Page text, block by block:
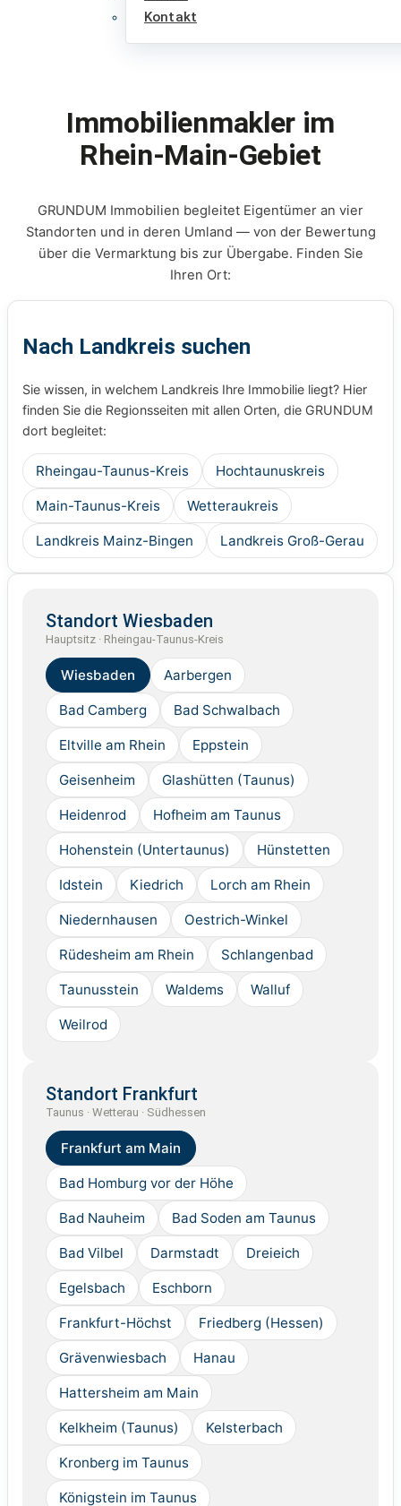
Kontakt
Immobilienmakler im
Rhein-Main-Gebiet
GRUNDUM Immobilien begleitet Eigentümer an vier
Standorten und in deren Umland — von der Bewertung
über die Vermarktung bis zur Übergabe. Finden Sie
Ihren Ort:
Nach Landkreis suchen
Sie wissen, in welchem Landkreis Ihre Immobilie liegt? Hier
finden Sie die Regionsseiten mit allen Orten, die GRUNDUM
dort begleitet:
Rheingau-Taunus-Kreis Hochtaunuskreis
Main-Taunus-Kreis Wetteraukreis
Landkreis Mainz-Bingen Landkreis Groß-Gerau
Standort Wiesbaden
Hauptsitz · Rheingau-Taunus-Kreis
Wiesbaden Aarbergen
Bad Camberg Bad Schwalbach
Eltville am Rhein Eppstein
Geisenheim Glashütten (Taunus)
Heidenrod Hofheim am Taunus
Hohenstein (Untertaunus) Hünstetten
Idstein Kiedrich Lorch am Rhein
Niedernhausen Oestrich-Winkel
Rüdesheim am Rhein Schlangenbad
Taunusstein Waldems Walluf
Weilrod
Standort Frankfurt
Taunus · Wetterau · Südhessen
Frankfurt am Main
Bad Homburg vor der Höhe
Bad Nauheim Bad Soden am Taunus
Bad Vilbel Darmstadt Dreieich
Egelsbach Eschborn
Frankfurt-Höchst Friedberg (Hessen)
Grävenwiesbach Hanau
Hattersheim am Main
Kelkheim (Taunus) Kelsterbach
Kronberg im Taunus
Königstein im Taunus